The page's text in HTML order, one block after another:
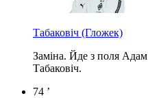
Табаковіч (Гложек)
Заміна. Йде з поля
Табаковіч.
74 ’